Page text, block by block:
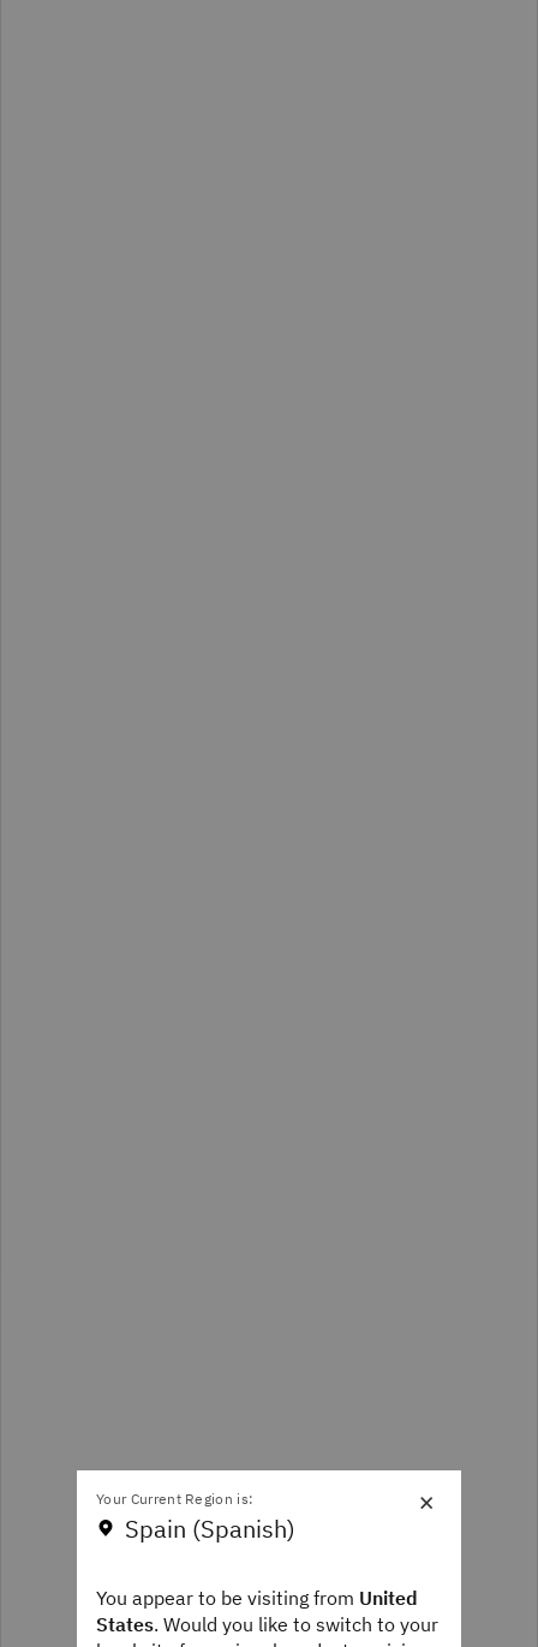
×
Your Current Region is:
Spain (Spanish)
You appear to be visiting from United
States. Would you like to switch to your